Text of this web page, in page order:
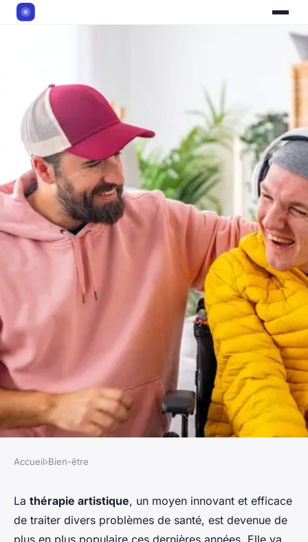
les bienfaits de l'art-thérapie
pour exprimer vos émotions et
Accueil›Bien-être
La thérapie artistique, un moyen innovant et efficace
de traiter divers problèmes de santé, est devenue de